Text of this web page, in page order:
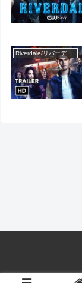
Riverdale/リバーデイル